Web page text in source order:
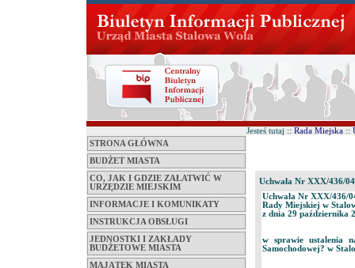
STRONA GŁÓWNA
BUDŻET MIASTA
CO, JAK I GDZIE ZAŁATWIĆ W
URZĘDZIE MIEJSKIM
INFORMACJE I KOMUNIKATY
INSTRUKCJA OBSŁUGI
JEDNOSTKI I ZAKŁADY
BUDŻETOWE MIASTA
MAJĄTEK MIASTA
Jesteś tutaj :: Rada Miejska ::
Uchwała Nr XXX/436/04
Uchwała Nr XXX/436/
Rady Miejskiej w
z dnia 29 października
w sprawie ustalenia
Samochodowej? w